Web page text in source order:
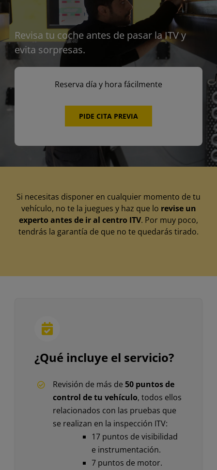
Revisa tu coche antes de pasar la ITV y
evita sorpresas.
Reserva día y hora fácilmente
PIDE CITA PREVIA
Si necesitas disponer en cualquier momento de tu
vehículo, no te la juegues y haz que lo revise un
experto antes de ir al centro ITV. Por muy poco,
tendrás la garantía de que no te quedarás tirado.
¿Qué incluye el servicio?
Revisión de más de50 puntos de
control de tu vehículo, todos ellos
relacionados con las pruebas que
se realizan en la inspección ITV:
17 puntos de visibilidad
e instrumentación.
7 puntos de motor.